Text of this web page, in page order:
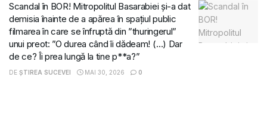
Scandal în BOR! Mitropolitul Basarabiei și-a dat
demisia înainte de a apărea în spațiul public
filmarea în care se înfruptă din ”thuringerul”
unui preot: ”O durea când îi dădeam! (…) Dar
de ce? Îi prea lungă la tine p**a?”
DE ȘTIREA SUCEVEI MAI 30, 2026 0